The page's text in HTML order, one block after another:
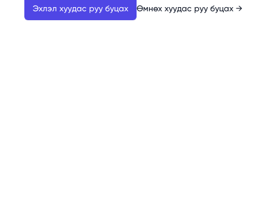
Эхлэл хуудас руу буцах Өмнөх хуудас руу буцах →